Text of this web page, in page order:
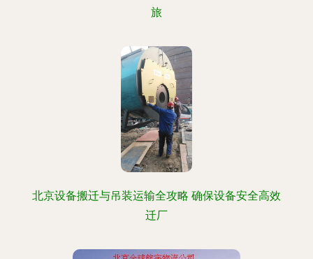
旅
北京设备搬迁与吊装运输全攻略 确保设备安全高效
迁厂